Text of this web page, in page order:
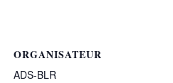
ORGANISATEUR
ADS-BLR